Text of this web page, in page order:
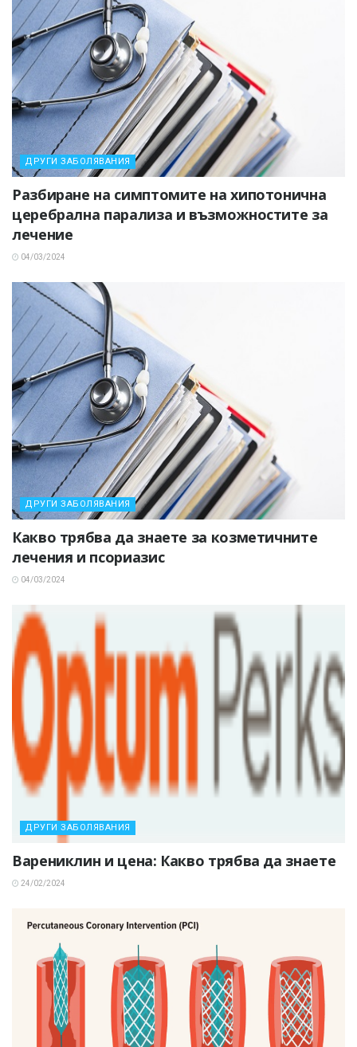
ДРУГИ ЗАБОЛЯВАНИЯ
Разбиране на симптомите на хипотонична
церебрална парализа и възможностите за
лечение
04/03/2024
ДРУГИ ЗАБОЛЯВАНИЯ
Какво трябва да знаете за козметичните
лечения и псориазис
04/03/2024
ДРУГИ ЗАБОЛЯВАНИЯ
Варениклин и цена: Какво трябва да знаете
24/02/2024